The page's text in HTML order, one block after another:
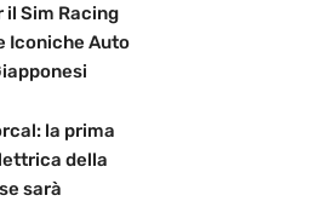
il Sim Racing
Iconiche Auto
la prima
della
sarà